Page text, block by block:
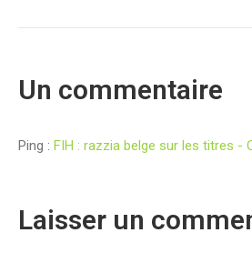
Un commentaire
Ping : FIH : razzia belge sur les titres -
Laisser un